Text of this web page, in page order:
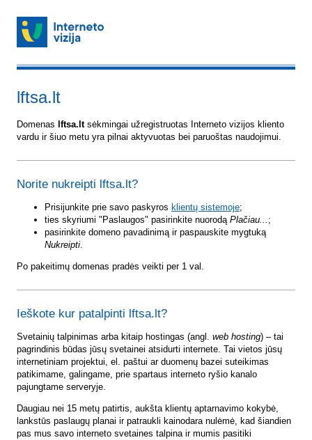
lftsa.lt
Domenas lftsa.ltsėkmingai užregistruotas Interneto vizijos kliento
vardu ir šiuo metu yra pilnai aktyvuotas bei paruoštas naudojimui.
Norite nukreipti lftsa.lt?
Prisijunkite prie savo paskyros klientų sistemoje;
ties skyriumi "Paslaugos" pasirinkite nuorodą Plačiau... ;
pasirinkite domeno pavadinimą ir paspauskite mygtuką
Nukreipti.
Po pakeitimų domenas pradės veikti per 1 val.
Ieškote kur patalpinti lftsa.lt?
Svetainių talpinimas arba kitaip hostingas (angl. web hosting) – tai
pagrindinis būdas jūsų svetainei atsidurti internete. Tai vietos jūsų
internetiniam projektui, el. paštui ar duomenų bazei suteikimas
patikimame, galingame, prie spartaus interneto ryšio kanalo
pajungtame serveryje.
Daugiau nei 15 metų patirtis, aukšta klientų aptarnavimo kokybė,
lankstūs paslaugų planai ir patraukli kainodara nulėmė, kad šiandien
pas mus savo interneto svetaines talpina ir mumis pasitiki